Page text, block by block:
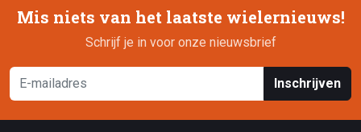
Mis niets van het laatste wielernieuws!
Schrijf je in voor onze nieuwsbrief
Inschrijven